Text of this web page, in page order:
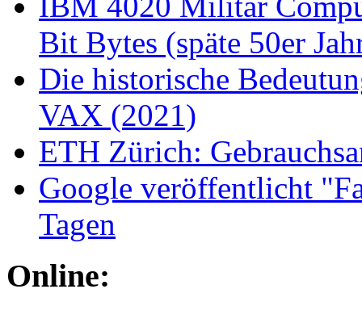
Bit Bytes (späte 50er
Die historische
VAX (2021)
ETH Zürich:
Google veröffentlicht
Tagen
Online: